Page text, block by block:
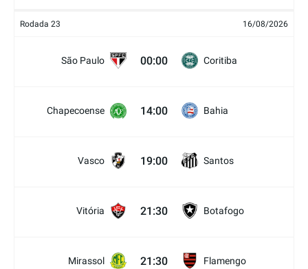
Rodada 23 16/08/2026
São Paulo 00:00 Coritiba
Chapecoense 14:00 Bahia
Vasco 19:00 Santos
Vitória 21:30 Botafogo
Mirassol 21:30 Flamengo